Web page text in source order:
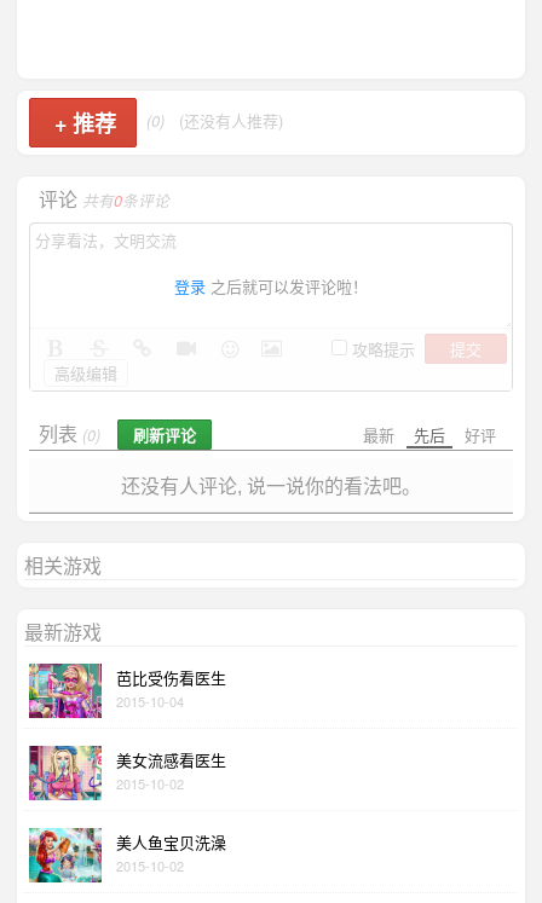
+推荐 (0) (还没有人推荐)
评论 共有0条评论
登录 之后就可以发评论啦！
攻略提示
提交
高级编辑
最新 先后 好评
列表 (0) 刷新评论
还没有人评论, 说一说你的看法吧。
相关游戏
最新游戏
芭比受伤看医生
2015-10-04
美女流感看医生
2015-10-02
美人鱼宝贝洗澡
2015-10-02